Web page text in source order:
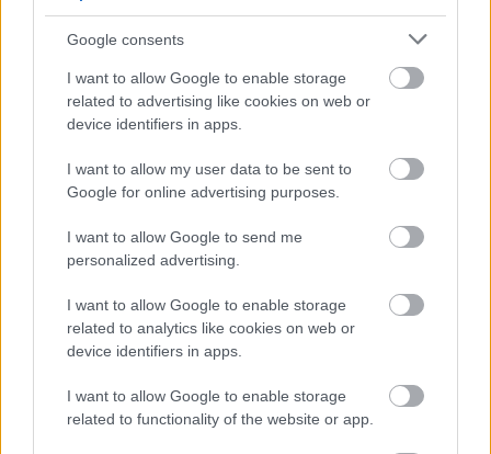
Google consents
I want to allow Google to enable storage
related to advertising like cookies on web or
device identifiers in apps.
I want to allow my user data to be sent to
Google for online advertising purposes.
I want to allow Google to send me
personalized advertising.
I want to allow Google to enable storage
related to analytics like cookies on web or
device identifiers in apps.
I want to allow Google to enable storage
related to functionality of the website or app.
ΔΥΠΑ: 1.000 προσλήψεις με μισθό έως
1.250€ - Πού θα κάνετε αίτηση
Κατώτατος μισθός: Σενάριο για
αύξηση στα 1.000 ευρώ από το 2027
Διαγωνισμός ΑΣΕΠ Αποτελέσματα ΑΣΕΠ